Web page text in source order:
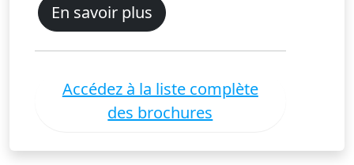
En savoir plus
Accédez à la liste complète
des brochures